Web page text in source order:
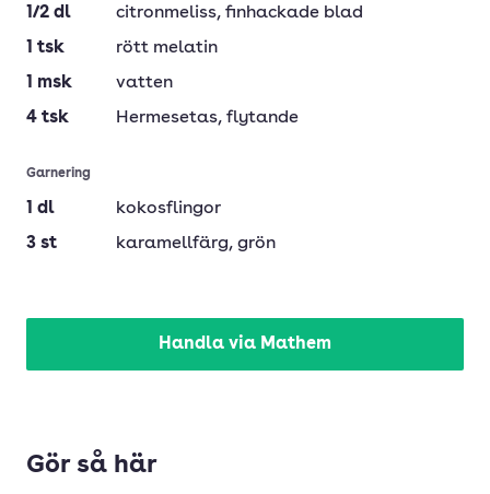
1/2 dl citronmeliss, finhackade blad
1 tsk
rött melatin
1 msk
vatten
4 tsk Hermesetas, flytande
Garnering
1 dl
kokosflingor
3 st karamellfärg, grön
Handla via Mathem
Gör så här